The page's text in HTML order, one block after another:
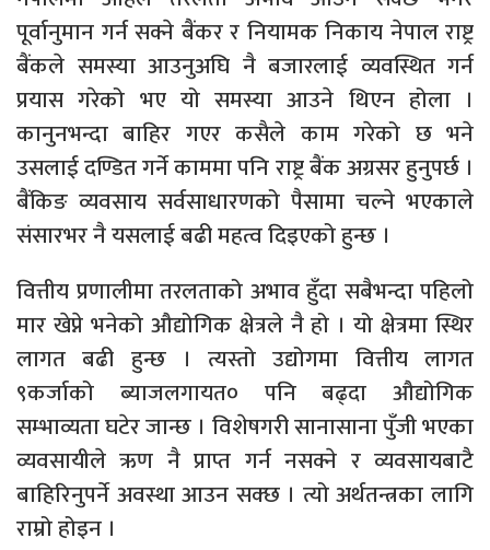
पूर्वानुमान गर्न सक्ने बैंकर र नियामक निकाय नेपाल राष्ट्र
बैंकले समस्या आउनुअघि नै बजारलाई व्यवस्थित गर्न
प्रयास गरेको भए यो समस्या आउने थिएन होला ।
कानुनभन्दा बाहिर गएर कसैले काम गरेको छ भने
उसलाई दण्डित गर्ने काममा पनि राष्ट्र बैंक अग्रसर हुनुपर्छ ।
बैंकिङ व्यवसाय सर्वसाधारणको पैसामा चल्ने भएकाले
संसारभर नै यसलाई बढी महत्व दिइएको हुन्छ ।
वित्तीय प्रणालीमा तरलताको अभाव हुँदा सबैभन्दा पहिलो
मार खेप्ने भनेको औद्योगिक क्षेत्रले नै हो । यो क्षेत्रमा स्थिर
लागत बढी हुन्छ । त्यस्तो उद्योगमा वित्तीय लागत
९कर्जाको ब्याजलगायत० पनि बढ्दा औद्योगिक
सम्भाव्यता घटेर जान्छ । विशेषगरी सानासाना पुँजी भएका
व्यवसायीले ऋण नै प्राप्त गर्न नसक्ने र व्यवसायबाटै
बाहिरिनुपर्ने अवस्था आउन सक्छ । त्यो अर्थतन्त्रका लागि
राम्रो होइन ।